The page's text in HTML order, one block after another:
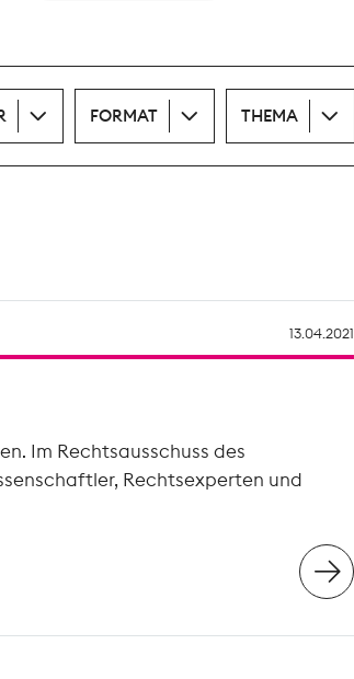
FORMAT THEMA
13.04.2021
Im Rechtsausschuss des
Rechtsexperten und